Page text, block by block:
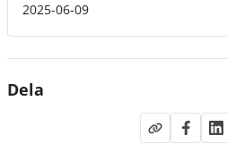
2025-06-09
Dela